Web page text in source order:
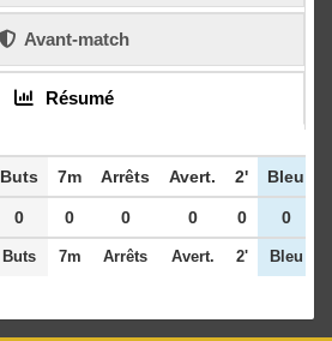
Avant-match
Résumé
Buts 7m Arrêts Avert. 2' Bleu
0 0 0 0 0 0
Buts 7m Arrêts Avert. 2' Bleu